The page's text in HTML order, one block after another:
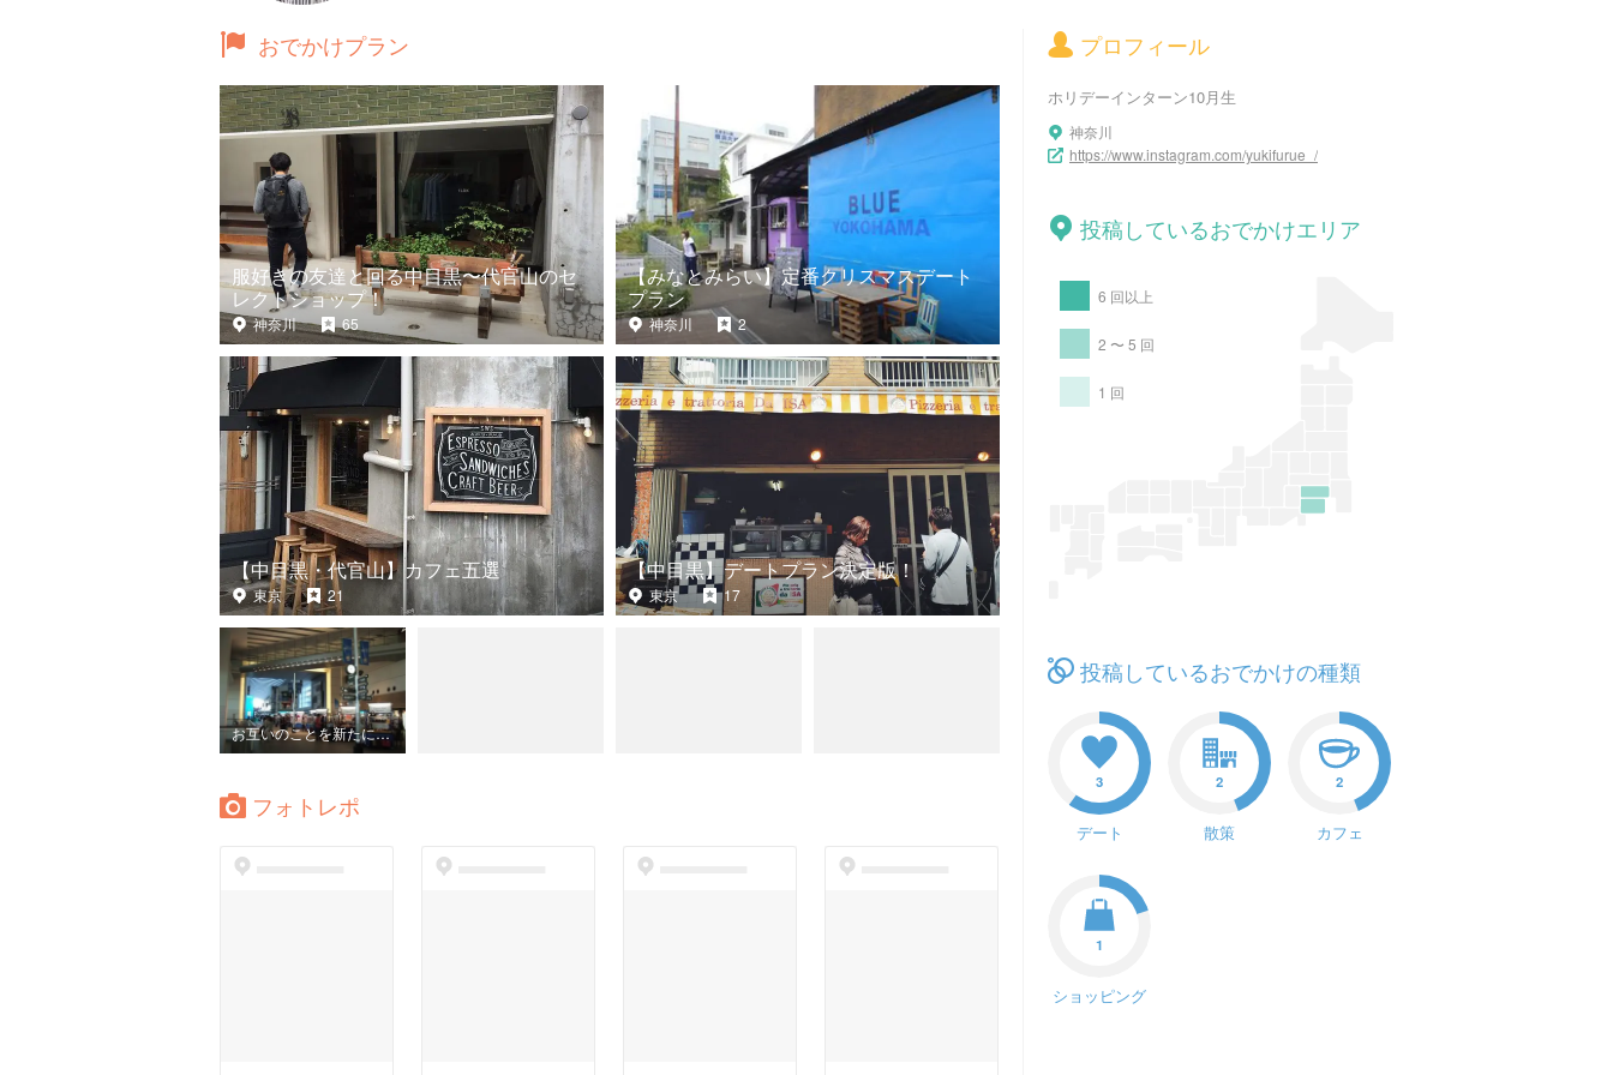
プロフィール
ホリデーインターン10月生
神奈川
https://www.instagram.com/yukifurue_/
投稿しているおでかけエリア
6 回以上
2 〜 5 回
1 回
投稿しているおでかけの種類
3
デート
2
散策
2
カフェ
1
ショッピング
おでかけプラン
服好きの友達と回る中目黒〜代官山のセ
レクトショップ！
神奈川 65
【みなとみらい】定番クリスマスデート
プラン
神奈川 2
【中目黒・代官山】カフェ五選
東京 21
【中目黒】デートプラン決定版！
東京 17
お互いのことを新たに知ることができ、自分の新たな一面を見せることができるデートプラン
フォトレポ